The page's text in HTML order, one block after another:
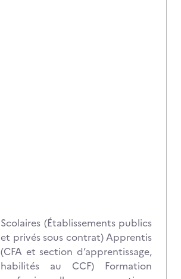
Scolaires (Établissements publics
et privés sous contrat) Apprentis
(CFA et section d’apprentissage,
habilités au CCF) Formation